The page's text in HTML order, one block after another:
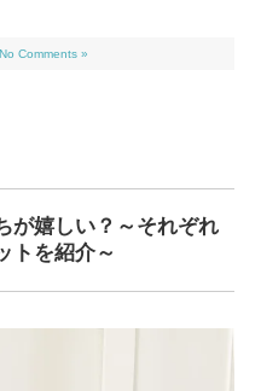
No Comments »
が嬉しい？～それぞれ
トを紹介～